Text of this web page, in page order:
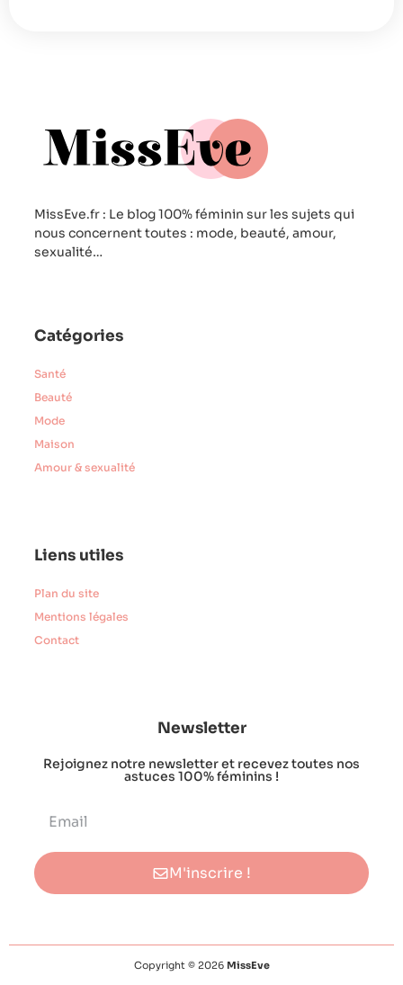
MissEve.fr : Le blog 100% féminin sur les sujets qui
nous concernent toutes : mode, beauté, amour,
sexualité…
Catégories
Santé
Beauté
Mode
Maison
Amour & sexualité
Liens utiles
Plan du site
Mentions légales
Contact
Newsletter
Rejoignez notre newsletter et recevez toutes nos
astuces 100% féminins !
M'inscrire !
Copyright © 2026 MissEve